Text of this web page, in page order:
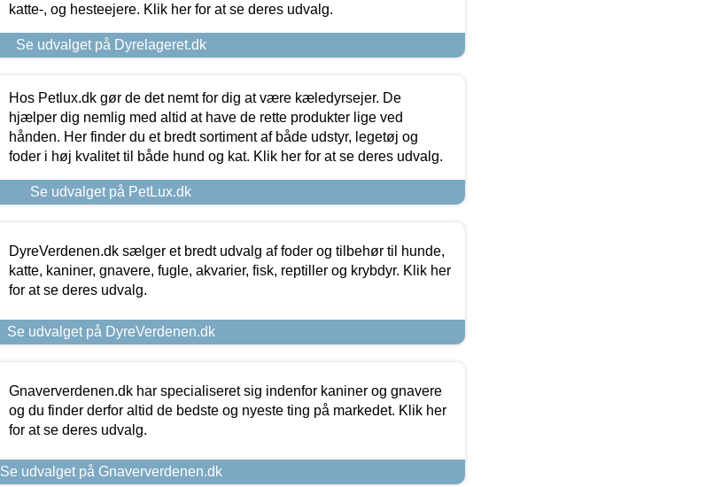
katte-, og hesteejere. Klik her for at se deres udvalg.
Se udvalget på Dyrelageret.dk
Hos Petlux.dk gør de det nemt for dig at være kæledyrsejer. De
hjælper dig nemlig med altid at have de rette produkter lige ved
hånden. Her finder du et bredt sortiment af både udstyr, legetøj og
foder i høj kvalitet til både hund og kat. Klik her for at se deres udvalg.
Se udvalget på PetLux.dk
DyreVerdenen.dk sælger et bredt udvalg af foder og tilbehør til hunde,
katte, kaniner, gnavere, fugle, akvarier, fisk, reptiller og krybdyr. Klik her
for at se deres udvalg.
Se udvalget på DyreVerdenen.dk
Gnaververdenen.dk har specialiseret sig indenfor kaniner og gnavere
og du finder derfor altid de bedste og nyeste ting på markedet. Klik her
for at se deres udvalg.
Se udvalget på Gnaververdenen.dk